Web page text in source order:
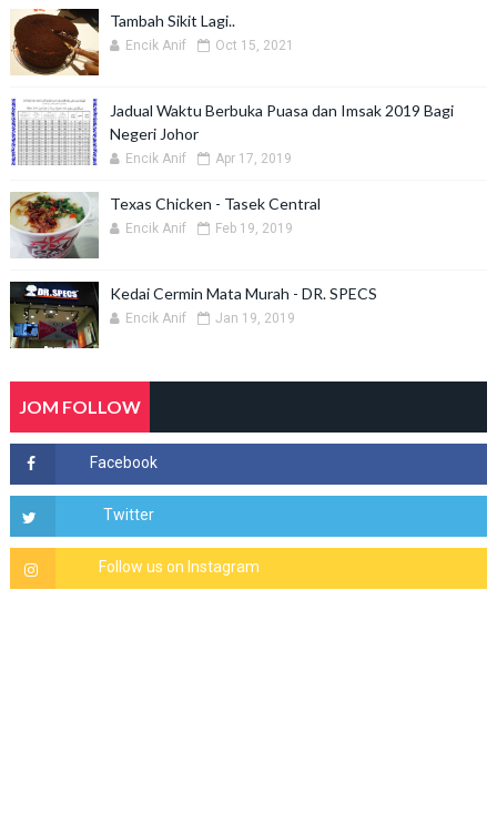
Tambah Sikit Lagi..
Encik Anif Oct 15, 2021
Jadual Waktu Berbuka Puasa dan Imsak 2019 Bagi
Negeri Johor
Encik Anif Apr 17, 2019
Texas Chicken - Tasek Central
Encik Anif Feb 19, 2019
Kedai Cermin Mata Murah - DR. SPECS
Encik Anif Jan 19, 2019
JOM FOLLOW